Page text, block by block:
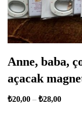
Anne, baba,
açacak
₺20,00 – ₺28,00